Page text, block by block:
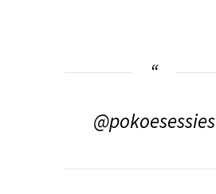
@pokoesessies